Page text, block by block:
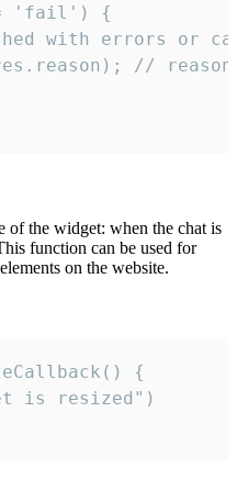
'fail') {
with errors or
//
of the widget: when the chat is
function can be used for
on the website.
{
is resized")